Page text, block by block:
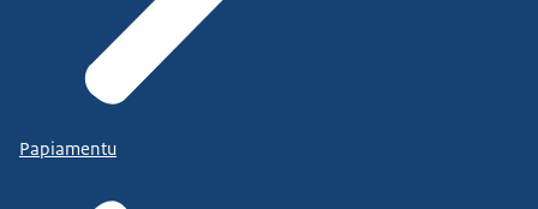
Papiamentu